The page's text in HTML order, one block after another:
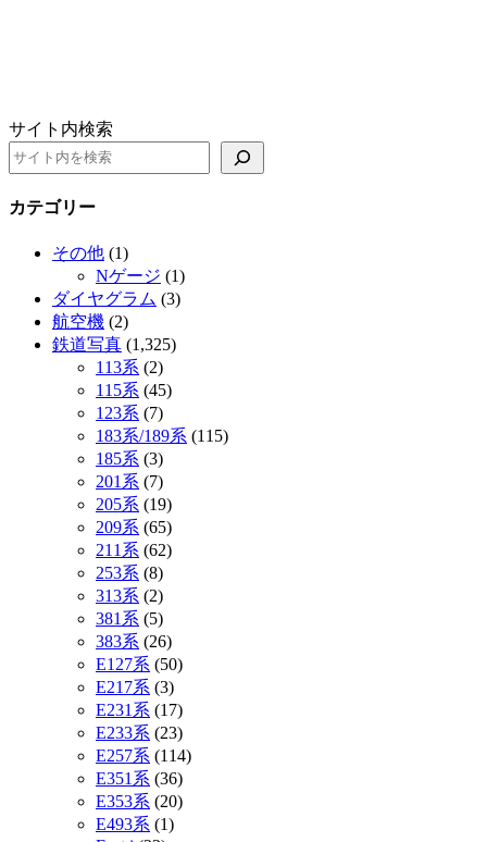
サイト内検索
カテゴリー
その他 (1)
Nゲージ (1)
ダイヤグラム (3)
航空機 (2)
鉄道写真 (1,325)
113系 (2)
115系 (45)
123系 (7)
183系/189系 (115)
185系 (3)
201系 (7)
205系 (19)
209系 (65)
211系 (62)
253系 (8)
313系 (2)
381系 (5)
383系 (26)
E127系 (50)
E217系 (3)
E231系 (17)
E233系 (23)
E257系 (114)
E351系 (36)
E353系 (20)
E493系 (1)